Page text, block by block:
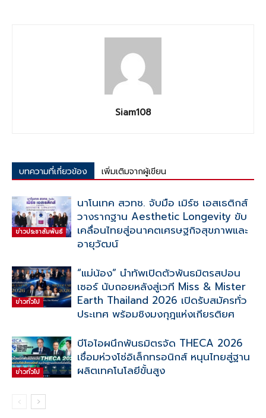
Siam108
บทความที่เกี่ยวข้อง เพิ่มเติมจากผู้เขียน
ข่าวประชาสัมพันธ์
นาโนเทค สวทช. จับมือ เมิร์ซ เอสเธติกส์
วางรากฐาน Aesthetic Longevity ขับ
เคลื่อนไทยสู่อนาคตเศรษฐกิจสุขภาพและ
อายุวัฒน์
ข่าวทั่วไป
“แม่น้อง” นำทัพเปิดตัวพันธมิตรสปอน
เซอร์ นับถอยหลังสู่เวที Miss & Mister
Earth Thailand 2026 เปิดรับสมัครทั่ว
ประเทศ พร้อมชิงมงกุฎแห่งเกียรติยศ
ข่าวทั่วไป
บีโอไอผนึกพันธมิตรจัด THECA 2026
เชื่อมห่วงโซ่อิเล็กทรอนิกส์ หนุนไทยสู่ฐาน
ผลิตเทคโนโลยีขั้นสูง